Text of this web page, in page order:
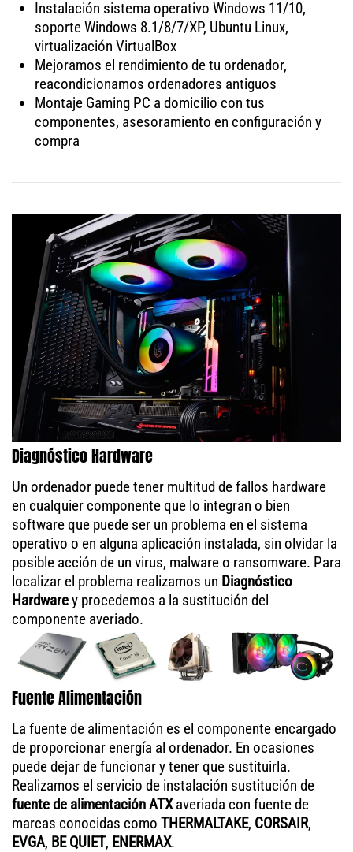
Instalación sistema operativo Windows 11/10,
soporte Windows 8.1/8/7/XP, Ubuntu Linux,
virtualización VirtualBox
Mejoramos el rendimiento de tu ordenador,
reacondicionamos ordenadores antiguos
Montaje Gaming PC a domicilio con tus
componentes, asesoramiento en configuración y
compra
Diagnóstico Hardware
Un ordenador puede tener multitud de fallos hardware
en cualquier componente que lo integran o bien
software que puede ser un problema en el sistema
operativo o en alguna aplicación instalada, sin olvidar la
posible acción de un virus, malware o ransomware. Para
localizar el problema realizamos un Diagnóstico
Hardwarey procedemos a la sustitución del
componente averiado.
Fuente Alimentación
La fuente de alimentación es el componente encargado
de proporcionar energía al ordenador. En ocasiones
puede dejar de funcionar y tener que sustituirla.
Realizamos el servicio de instalación sustitución de
fuente de alimentación ATXaveriada con fuente de
marcas conocidas como THERMALTAKE, CORSAIR,
EVGA, BE QUIET, ENERMAX.